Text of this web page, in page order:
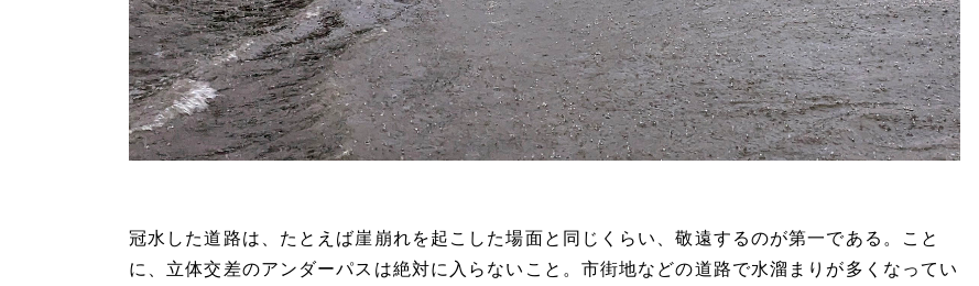
冠水した道路は、たとえば崖崩れを起こした場面と同じくらい、敬遠するのが第一である。こと
に、立体交差のアンダーパスは絶対に入らないこと。市街地などの道路で水溜まりが多くなってい